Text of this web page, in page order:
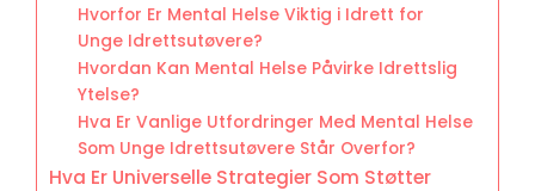
Hvorfor Er Mental Helse Viktig i Idrett for
Unge Idrettsutøvere?
Hvordan Kan Mental Helse Påvirke Idrettslig
Ytelse?
Hva Er Vanlige Utfordringer Med Mental Helse
Som Unge Idrettsutøvere Står Overfor?
Hva Er Universelle Strategier Som Støtter